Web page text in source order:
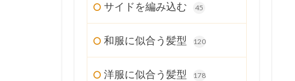
サイドを編み込む 45
和服に似合う髪型 120
洋服に似合う髪型 178